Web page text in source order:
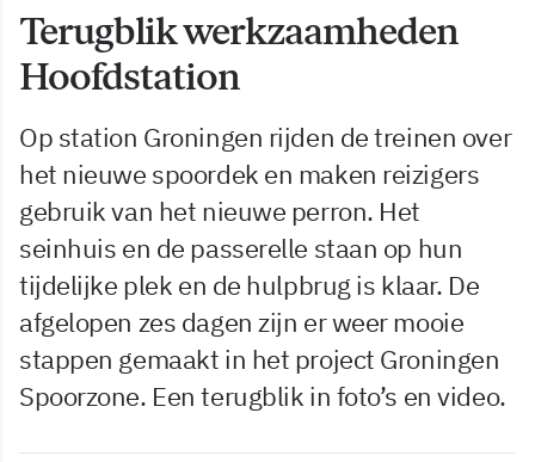
Terugblik werkzaamheden
Hoofdstation
Op station Groningen rijden de treinen over
het nieuwe spoordek en maken reizigers
gebruik van het nieuwe perron. Het
seinhuis en de passerelle staan op hun
tijdelijke plek en de hulpbrug is klaar. De
afgelopen zes dagen zijn er weer mooie
stappen gemaakt in het project Groningen
Spoorzone. Een terugblik in foto’s en video.